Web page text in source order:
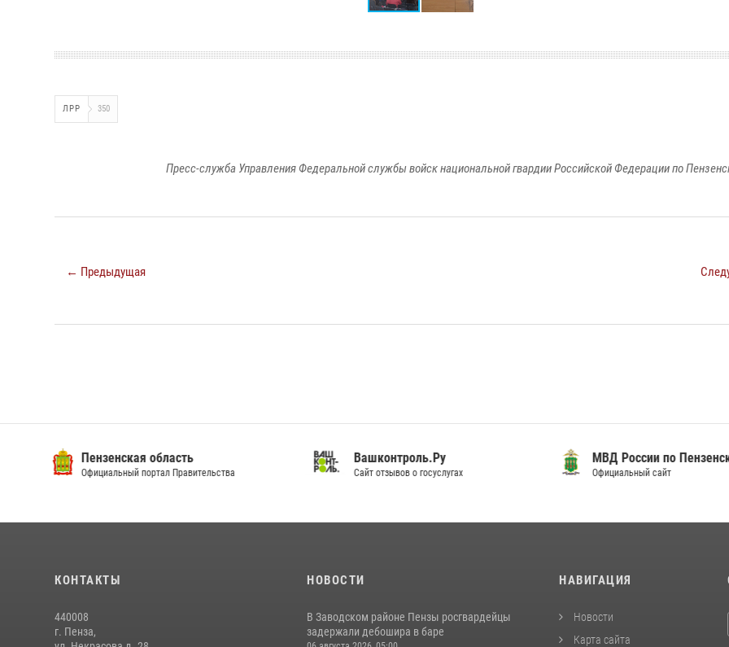
ЛРР 350
Пресс-служба Управления Федеральной службы войск национальной гвардии Российской Федерации по
← Предыдущая
Пензенская область
Официальный портал Правительства
Вашконтроль.Ру
Сайт отзывов о госуслугах
МВД России по
Официальный сайт
КОНТАКТЫ
440008
г. Пенза,
НОВОСТИ
В Заводском районе Пензы росгвардейцы
задержали дебошира в баре
НАВИГАЦИЯ
Новости
Карта сайта